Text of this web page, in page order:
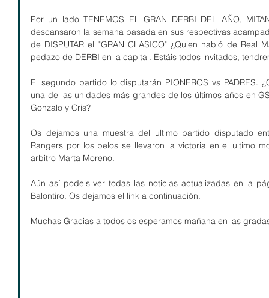
Por un lado TENEMOS EL GRAN DERBI DEL AÑO,
descansaron la semana pasada en sus respectivas
de DISPUTAR el "GRAN CLASICO" ¿Quien habló de Real
pedazo de DERBI en la capital. Estáis todos invitados,
El segundo partido lo disputarán PIONEROS vs PADRES.
una de las unidades más grandes de los últimos años en
Gonzalo y Cris?
Os dejamos una muestra del ultimo partido disputado
Rangers por los pelos se llevaron la victoria en el ultimo
arbitro Marta Moreno.
Aún así podeis ver todas las noticias actualizadas en la
Balontiro. Os dejamos el link a continuación.
Muchas Gracias a todos os esperamos mañana en las